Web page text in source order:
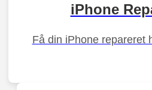
iPhone
Få din iPhone repareret